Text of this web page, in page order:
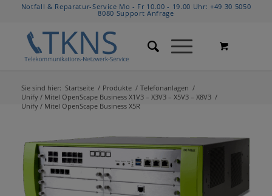
Notfall & Reparatur-Service Mo - Fr 10.00 - 19.00 Uhr:+49 30 5050
8080 Support Anfrage
Sie sind hier: Startseite / Produkte / Telefonanlagen /
Unify / Mitel OpenScape Business X1V3 – X3V3 – X5V3 – X8V3 /
Unify / Mitel OpenScape Business X5R